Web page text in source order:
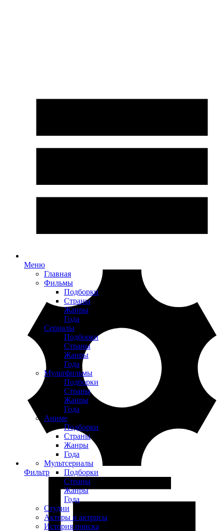
Меню
Главная
Фильмы
Подборки
Страны
Жанры
Года
Сериалы
Подборки
Страны
Жанры
Года
Мультфильмы
Подборки
Страны
Жанры
Года
Аниме
Подборки
Страны
Жанры
Года
Мультсериалы
Подборки
Страны
Жанры
Года
Студии
Актеры и актрисы
История поиска
Фильтр